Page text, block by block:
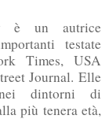
è un autrice
testate
Times, USA
Journal. Elle
dintorni di
più tenera età,